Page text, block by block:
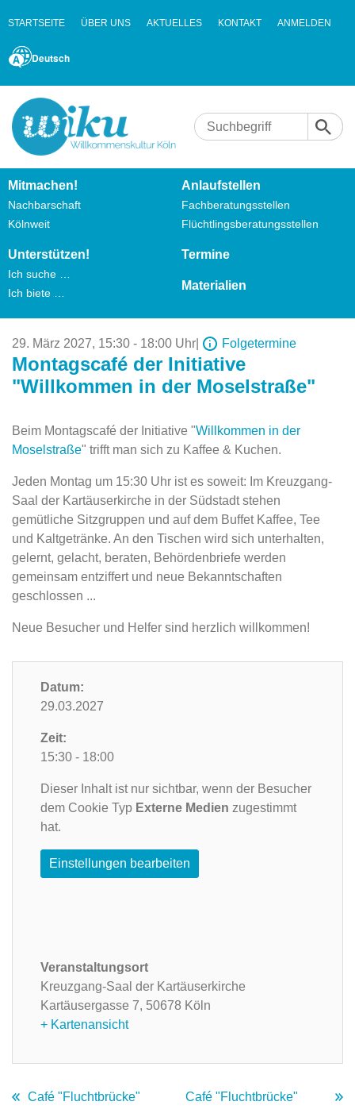
STARTSEITE ÜBER UNS AKTUELLES KONTAKT ANMELDEN
Deutsch
Mitmachen!
Nachbarschaft
Kölnweit
Anlaufstellen
Fachberatungsstellen
Flüchtlingsberatungsstellen
Unterstützen!
Ich suche …
Ich biete …
Termine
Materialien
29. März 2027, 15:30 - 18:00 Uhr Folgetermine
Montagscafé der Initiative
"Willkommen in der Moselstraße"
Beim Montagscafé der Initiative "Willkommen in der
Moselstraße" trifft man sich zu Kaffee & Kuchen.
Jeden Montag um 15:30 Uhr ist es soweit: Im Kreuzgang-
Saal der Kartäuserkirche in der ‎Südstadt stehen
gemütliche Sitzgruppen und auf dem Buffet Kaffee, ‎Tee
und Kaltgetränke. An den Tischen wird sich unterhalten,
gelernt, gelacht, beraten, Behördenbriefe werden
gemeinsam entziffert und neue Bekanntschaften
‎geschlossen ...‎
Neue Besucher und Helfer sind herzlich willkommen!
Datum:
29.03.2027
Zeit:
15:30 - 18:00
Dieser Inhalt ist nur sichtbar, wenn der Besucher
dem Cookie Typ Externe Medien zugestimmt
hat.
Einstellungen bearbeiten
Veranstaltungsort
Kreuzgang-Saal der Kartäuserkirche
Kartäusergasse 7, 50678 Köln
+ Kartenansicht
Café "Fluchtbrücke" Café "Fluchtbrücke"